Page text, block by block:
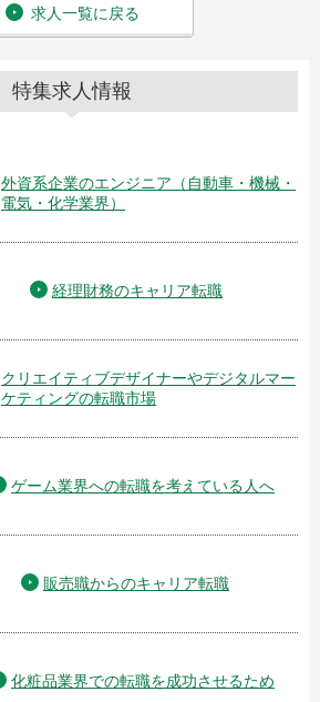
求人一覧に戻る
特集求人情報
外資系企業のエンジニア（自動車・機械・
電気・化学業界）
経理財務のキャリア転職
クリエイティブデザイナーやデジタルマー
ケティングの転職市場
ゲーム業界への転職を考えている人へ
販売職からのキャリア転職
化粧品業界での転職を成功させるため